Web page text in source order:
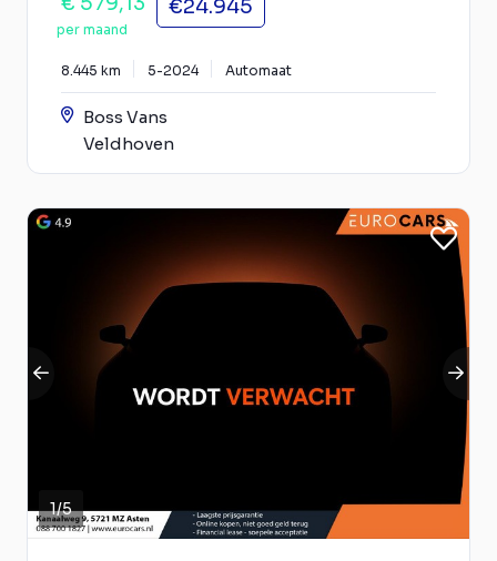
per maand
€24.945
8.445 km 5-2024 Automaat
Boss Vans
Veldhoven
1/5